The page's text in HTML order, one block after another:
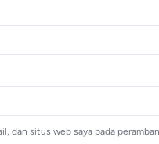
dan situs web saya pada